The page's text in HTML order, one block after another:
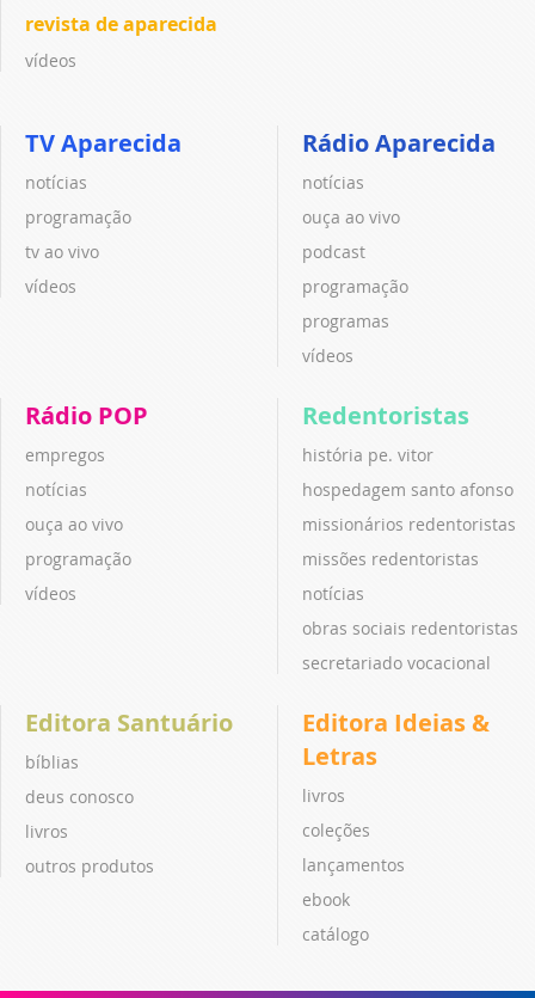
revista de aparecida
vídeos
TV Aparecida
notícias
programação
tv ao vivo
vídeos
Rádio Aparecida
notícias
ouça ao vivo
podcast
programação
programas
vídeos
Rádio POP
empregos
notícias
ouça ao vivo
programação
vídeos
Redentoristas
história pe. vitor
hospedagem santo afonso
missionários redentoristas
missões redentoristas
notícias
obras sociais redentoristas
secretariado vocacional
Editora Santuário
bíblias
deus conosco
livros
outros produtos
Editora Ideias &
Letras
livros
coleções
lançamentos
ebook
catálogo